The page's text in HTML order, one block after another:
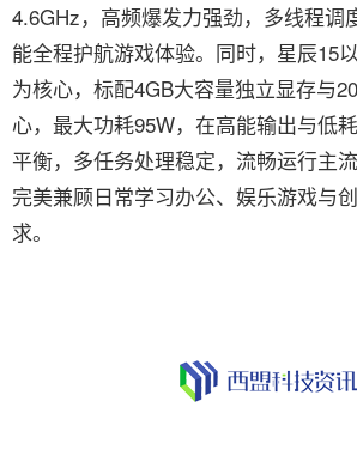
4.6GHz，高频爆发力强劲，多线程调
能全程护航游戏体验。同时，星辰15
为核心，标配4GB大容量独立显存与
心，最大功耗95W，在高能输出与低
平衡，多任务处理稳定，流畅运行主
完美兼顾日常学习办公、娱乐游戏与
求。